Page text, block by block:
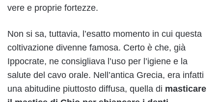
vere e proprie fortezze.
Non si sa, tuttavia, l’esatto momento in cui questa
coltivazione divenne famosa. Certo è che, già
Ippocrate, ne consigliava l’uso per l’igiene e la
salute del cavo orale. Nell’antica Grecia, era infatti
una abitudine piuttosto diffusa, quella di masticare